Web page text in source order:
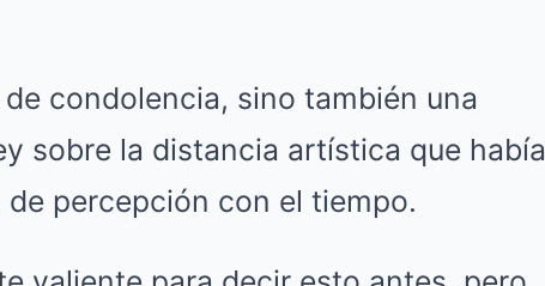
condolencia, sino también una
sobre la distancia artística que había
percepción con el tiempo.